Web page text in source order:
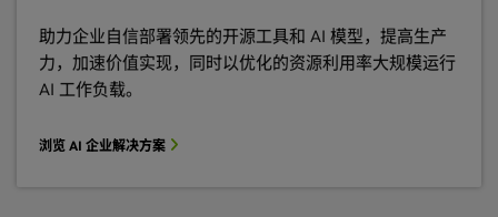
助力企业自信部署领先的开源工具和 AI 模型，提高生产
力，加速价值实现，同时以优化的资源利用率大规模运行
AI 工作负载。
浏览 AI 企业解决方案